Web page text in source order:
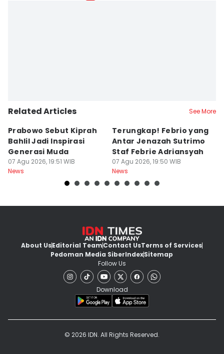
Related Articles See More
Prabowo Sebut Kiprah
Bahlil Jadi Inspirasi
Generasi Muda
07 Agu 2026, 19:51 WIB
News
Terungkap! Febrio yang
Antar Jenazah Sutrimo
Staf Febrie Adriansyah
07 Agu 2026, 19:50 WIB
News
About UsEditorial TeamContact UsTerms of Services
Pedoman Media SiberIndexSitemap
Follow Us
Download
© 2026 IDN. All Rights Reserved.